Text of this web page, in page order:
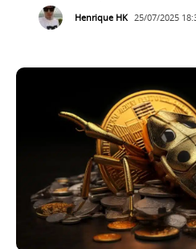
Henrique HK 25/07/2025